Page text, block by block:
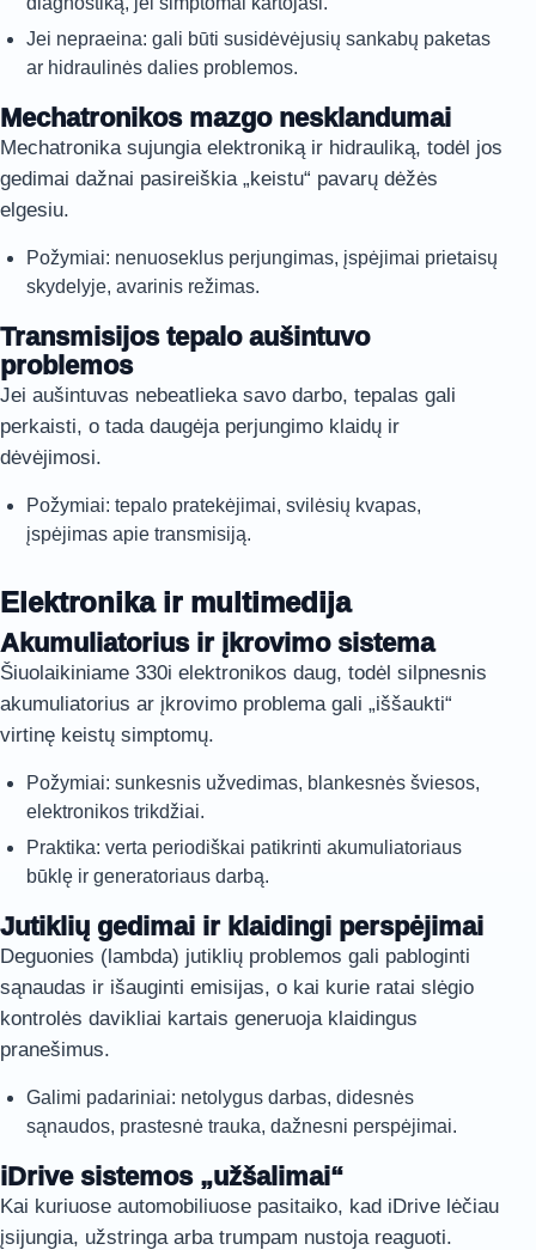
Jei nepraeina: gali būti susidėvėjusių sankabų paketas
ar hidraulinės dalies problemos.
Mechatronikos mazgo nesklandumai
Mechatronika sujungia elektroniką ir hidrauliką, todėl jos
gedimai dažnai pasireiškia „keistu“ pavarų dėžės
elgesiu.
Požymiai: nenuoseklus perjungimas, įspėjimai prietaisų
skydelyje, avarinis režimas.
Transmisijos tepalo aušintuvo
problemos
Jei aušintuvas nebeatlieka savo darbo, tepalas gali
perkaisti, o tada daugėja perjungimo klaidų ir
dėvėjimosi.
Požymiai: tepalo pratekėjimai, svilėsių kvapas,
įspėjimas apie transmisiją.
Elektronika ir multimedija
Akumuliatorius ir įkrovimo sistema
Šiuolaikiniame 330i elektronikos daug, todėl silpnesnis
akumuliatorius ar įkrovimo problema gali „iššaukti“
virtinę keistų simptomų.
Požymiai: sunkesnis užvedimas, blankesnės šviesos,
elektronikos trikdžiai.
Praktika: verta periodiškai patikrinti akumuliatoriaus
būklę ir generatoriaus darbą.
Jutiklių gedimai ir klaidingi perspėjimai
Deguonies (lambda) jutiklių problemos gali pabloginti
sąnaudas ir išauginti emisijas, o kai kurie ratai slėgio
kontrolės davikliai kartais generuoja klaidingus
pranešimus.
Galimi padariniai: netolygus darbas, didesnės
sąnaudos, prastesnė trauka, dažnesni perspėjimai.
iDrive sistemos „užšalimai“
Kai kuriuose automobiliuose pasitaiko, kad iDrive lėčiau
įsijungia, užstringa arba trumpam nustoja reaguoti.